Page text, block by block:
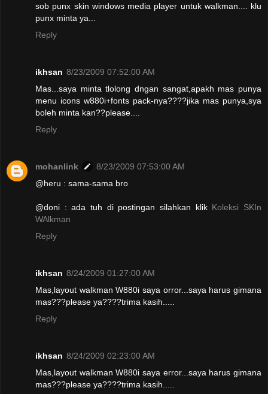
sob punx skin windows media player untuk walkman.... klu
punx minta ya...
Reply
ikhsan 8/23/2009 07:52:00 AM
Mas...saya minta tlolong dngan sangat,apakh mas punya
menu icons w880i+fonts pack-nya????jika mas punya,sya
boleh minta kan??please....
Reply
mohanlink
8/23/2009 07:53:00 AM
@heru : sama-sama bro
@doni : ada tuh di postingan silahkan klik Koleksi SKIn
WAlkman
Reply
ikhsan 8/24/2009 01:27:00 AM
Mas,layout walkman W880i saya orror...saya harus gimana
mas???please ya????trima kasih.....
Reply
ikhsan 8/24/2009 02:23:00 AM
Mas,layout walkman W880i saya error...saya harus gimana
mas???please ya????trima kasih.....